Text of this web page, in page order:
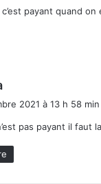
payant quand on
:
2021 à 13 h 58 min
pas payant il faut